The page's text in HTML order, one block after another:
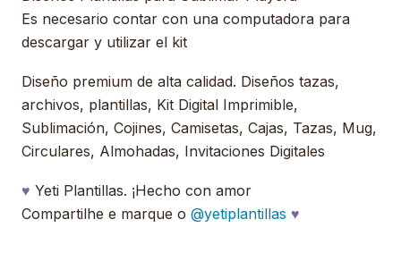
Es necesario contar con una computadora para
descargar y utilizar el kit
Diseño premium de alta calidad. Diseños tazas,
archivos, plantillas, Kit Digital Imprimible,
Sublimación, Cojines, Camisetas, Cajas, Tazas, Mug,
Circulares, Almohadas, Invitaciones Digitales
♥ Yeti Plantillas. ¡Hecho con amor
Compartilhe e marque o @yetiplantillas ♥